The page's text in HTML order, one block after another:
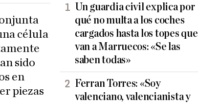
célula
sido
en
piezas
Un guardia civil explica por
qué no multa a los coches
cargados hasta los topes que
van a Marruecos: «Se las
saben todas»
Ferran Torres: «Soy
valenciano, valencianista y